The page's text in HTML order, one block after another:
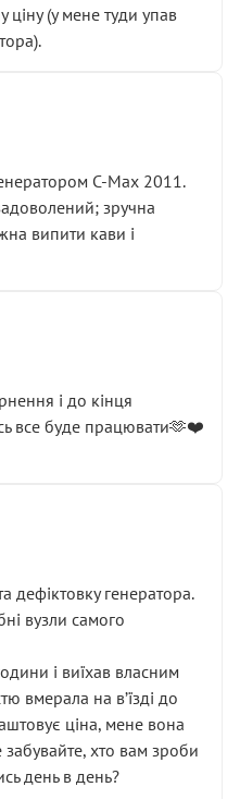
ціну (у мене туди упав
C-Max 2011.
зручна
випити кави і
і до кінця
все буде працювати🫶❤️
дефіктовку генератора.
вузли самого
і виїхав власним
вмерала на вʼїзді до
ціна, мене вона
забувайте, хто вам зроби
день в день?